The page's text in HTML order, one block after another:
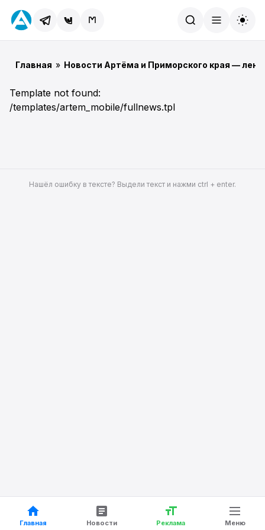
Главная » Новости Артёма и Приморского края —
Template not found:
/templates/artem_mobile/fullnews.tpl
Главная Новости Реклама Меню
Нашёл ошибку в тексте? Выдели текст и нажми ctrl + enter.